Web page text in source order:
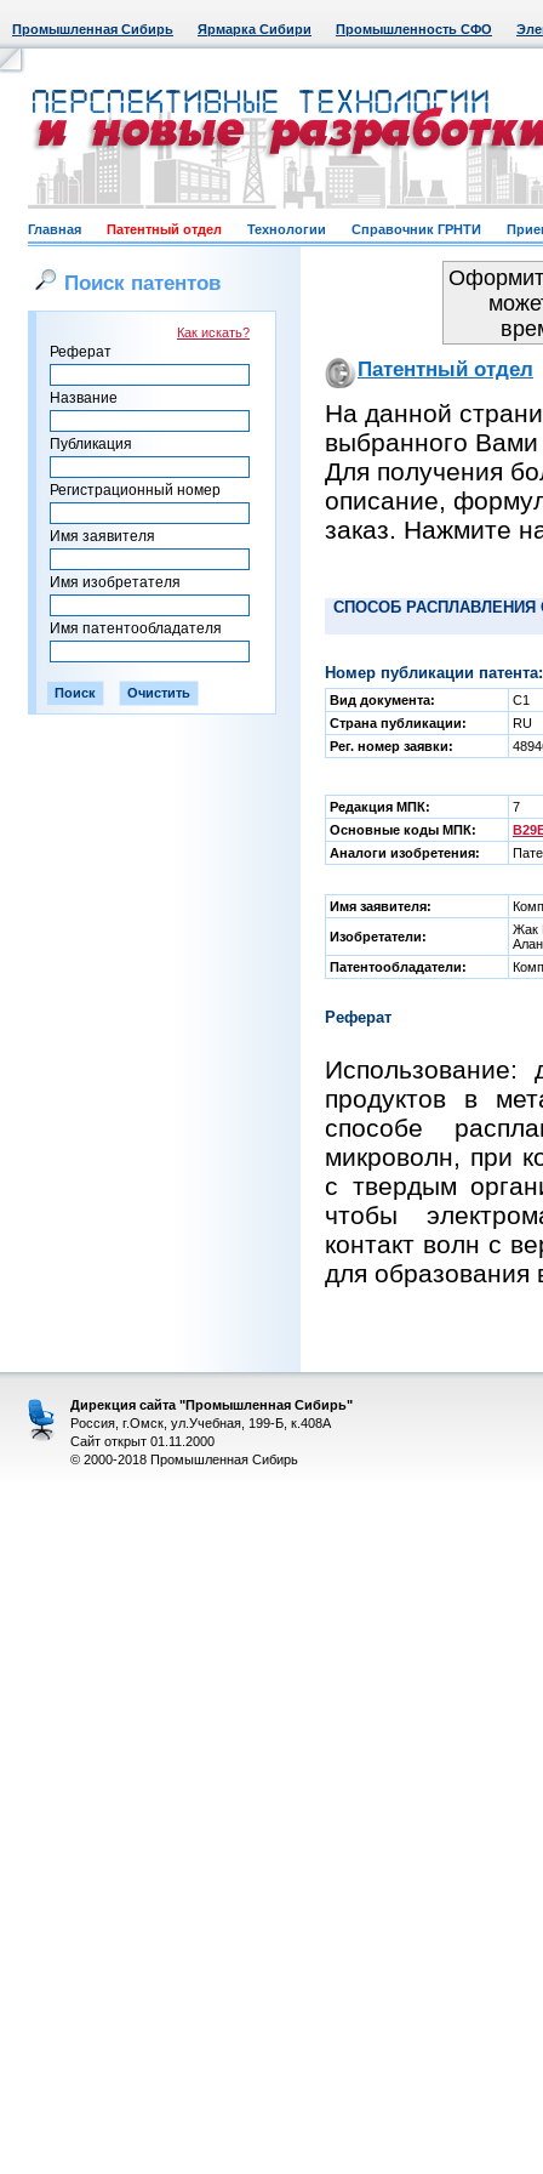
Промышленная Сибирь Ярмарка Сибири Промышленность СФО
Главная Патентный отдел Технологии Справочник ГРНТИ
Поиск патентов
Как искать?
Реферат
Название
Публикация
Регистрационный номер
Имя заявителя
Имя изобретателя
Имя патентообладателя
Патентный отдел
На данной
выбранного Вами
Для получения
описание,
заказ. Нажмите
СПОСОБ
Номер публикации
Вид документа:
C1
Страна публикации:
RU
Рег. номер заявки:
Редакция МПК:
7
Основные коды МПК:
Аналоги изобретения:
Имя заявителя:
Изобретатели:
Жак
Патентообладатели:
Реферат
Использование:
продуктов в
способе
микроволн, при
с твердым
чтобы
контакт волн с
для образования
Дирекция сайта "Промышленная Сибирь"
Россия, г.Омск, ул.Учебная, 199-Б, к.408А
Сайт открыт 01.11.2000
© 2000-2018 Промышленная Сибирь